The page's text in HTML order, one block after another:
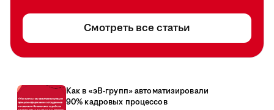
Смотреть все статьи
Как в «эВ-групп» автоматизировали
90% кадровых процессов